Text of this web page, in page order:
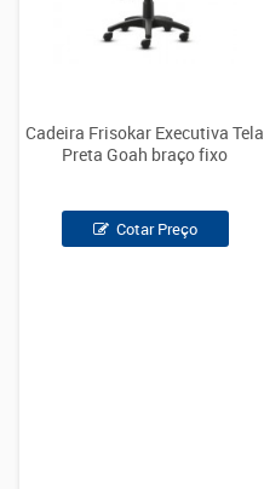
Cadeira Frisokar Executiva Tela
Preta Goah braço fixo
Cotar Preço